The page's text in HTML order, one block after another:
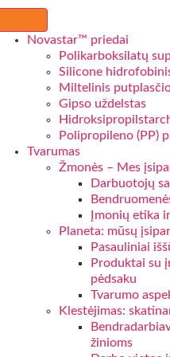
Novastar™ priedai
Polikarboksilatų
Silicone
Miltelinis
Gipso uždelstas
Polipropileno (PP)
Tvarumas
Žmonės – Mes
Darbuotojų
Įmonių etika
Planeta: mūsų
Pasauliniai
Produktai su
pėdsaku
Tvarumo
Klestėjimas:
žinioms